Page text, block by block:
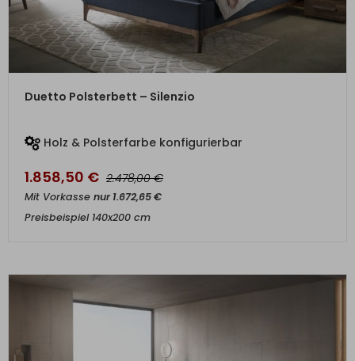
ZUM PRODUKT
Duetto Polsterbett – Silenzio
Holz & Polsterfarbe konfigurierbar
1.858,50 € 2.478,00€
Mit Vorkasse nur1.672,65€
Preisbeispiel 140x200 cm